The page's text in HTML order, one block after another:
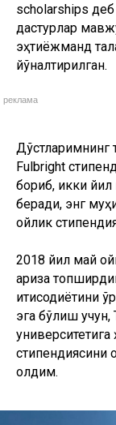
scholarships деб
дастурлар
эҳтиёжманд
йўналтирилган.
реклама
Дўстларимнинг
Fulbright
бориб, икки йил
беради, энг
ойлик
2018 йил май
ариза
иқтисодиётини
эга бўлиш учун,
стипендиясини
олдим.